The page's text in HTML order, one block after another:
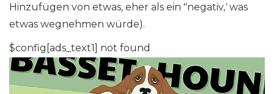
Hinzufügen von etwas, eher als ein "negativ,'was
etwas wegnehmen würde).
$config[ads_text1] not found